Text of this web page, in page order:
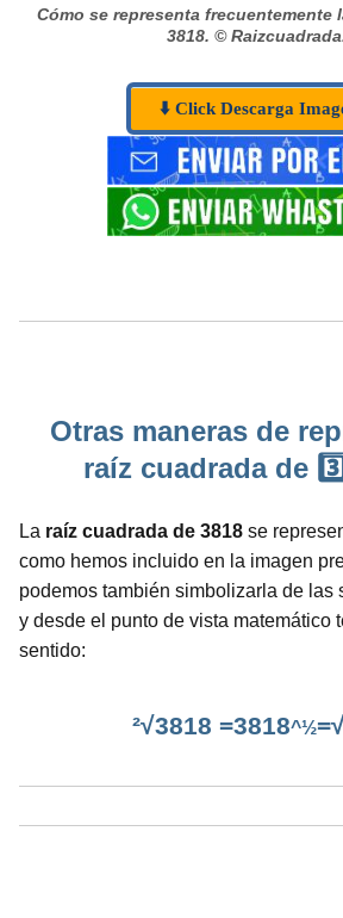
Cómo se representa frecuentemente
3818. ©
⬇️ Click Descarga
Otras maneras de
raíz cuadrada de
La raíz cuadrada de 3818 se
como hemos incluido en la imagen
podemos también simbolizarla de las
y desde el punto de vista matemático
sentido:
²√3818 =3818^½